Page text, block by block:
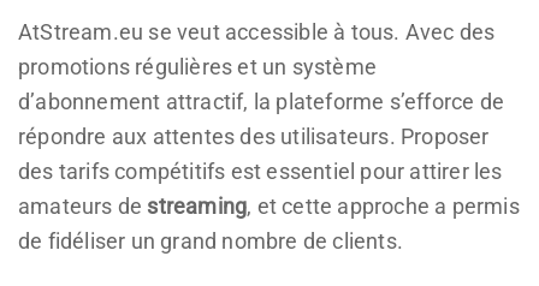
AtStream.eu se veut accessible à tous. Avec des
promotions régulières et un système
d’abonnement attractif, la plateforme s’efforce de
répondre aux attentes des utilisateurs. Proposer
des tarifs compétitifs est essentiel pour attirer les
amateurs de streaming, et cette approche a permis
de fidéliser un grand nombre de clients.